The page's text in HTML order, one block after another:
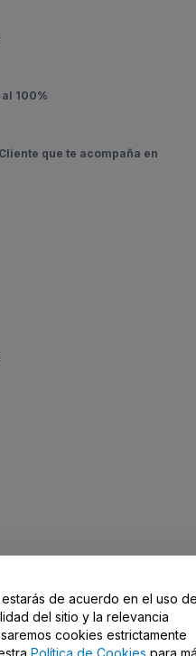
100%
que te acompaña en
estarás de acuerdo en el uso
del sitio y la relevancia
cookies estrictamente
Política de Cookies para